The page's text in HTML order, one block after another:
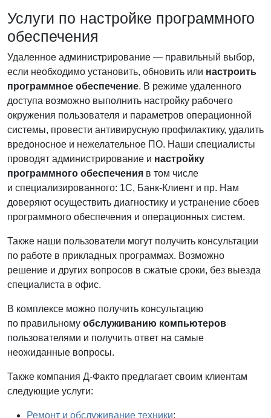
Услуги по настройке программного
обеспечения
Удаленное администрирование — правильный выбор,
если необходимо установить, обновить или настроить
программное обеспечение. В режиме удаленного
доступа возможно выполнить настройку рабочего
окружения пользователя и параметров операционной
системы, провести антивирусную профилактику, удалить
вредоносное и нежелательное ПО. Наши специалисты
проводят администрирование и настройку
программного обеспечения в том числе
и специализированного: 1С, Банк-Клиент и пр. Нам
доверяют осуществить диагностику и устранение сбоев
программного обеспечения и операционных систем.
Также наши пользователи могут получить консультации
по работе в прикладных программах. Возможно
решение и других вопросов в сжатые сроки, без выезда
специалиста в офис.
В комплексе можно получить консультацию
по правильному обслуживанию компьютеров
пользователями и получить ответ на самые
неожиданные вопросы.
Также компания Д-Факто предлагает своим клиентам
следующие услуги:
Ремонт и обслуживание техники;